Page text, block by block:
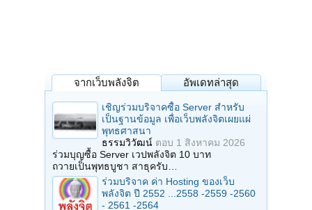
จากเว็บพลังจิต อัพเดทล่าสุด
เชิญร่วมบริจาคซื้อ Server สำหรับ
เป็นฐานข้อมูล เพื่อเว็บพลังจิตเผยแผ่
พุทธศาสนา
ธรรมวิวัฒน์ ตอบ 1 สิงหาคม 2026
ร่วมบุญซื้อ Server เวปพลังจิต 10 บาท
ถวายเป็นพุทธบูชา สาธุครับ…
ร่วมบริจาค ค่า Hosting ของเว็บ
พลังจิต ปี 2552 ...2558 -2559 -2560
- 2561 -2564